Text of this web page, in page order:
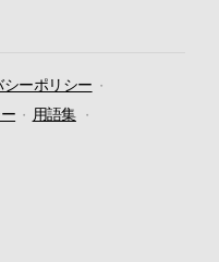
シーポリシー
用語集